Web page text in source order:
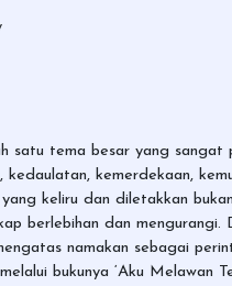
satu tema besar yang
kedaulatan, kemerdekaan,
keliru dan diletakkan
berlebihan dan
namakan sebagai
bukunya ‘Aku Melawan